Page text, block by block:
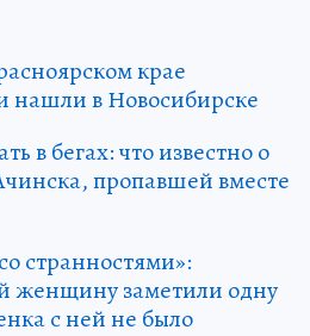
крае
нашли в Новосибирске
в бегах: что известно о
пропавшей вместе
странностями»:
женщину заметили одну
с ней не было